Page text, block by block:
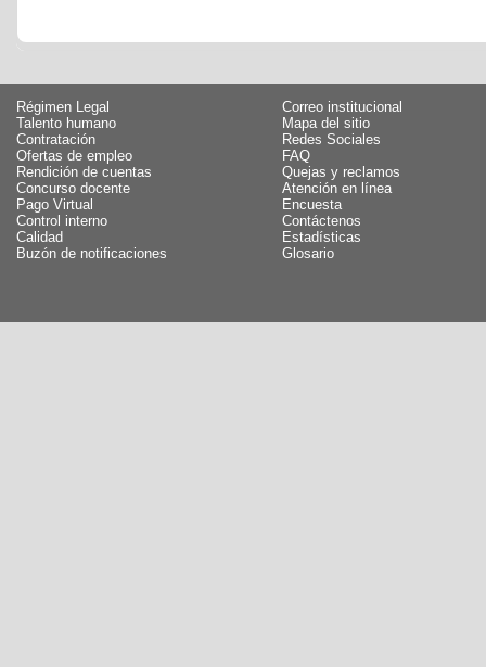
Régimen Legal
Talento humano
Contratación
Ofertas de empleo
Rendición de cuentas
Concurso docente
Pago Virtual
Control interno
Calidad
Buzón de notificaciones
Correo institucional
Mapa del sitio
Redes Sociales
FAQ
Quejas y reclamos
Atención en línea
Encuesta
Contáctenos
Estadísticas
Glosario